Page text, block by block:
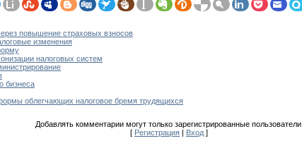
повышение страховых взносов
изменения
налоговых систем
бизнеса
облегчающих налоговое бремя трудящихся
Добавлять комментарии могут только зарегистрированные пользователи.
[ Регистрация | Вход ]